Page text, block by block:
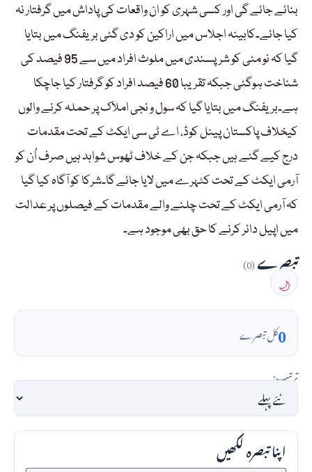
بنائے جائے گی اور کسی شہری کو ان واقعات کی پاداش میں گرفتار نہ
کیا جائے۔کابینہ اجلاس میں اراکین کو دی گئی بریفنگ میں بتایا
گیا کہ نو مئی کو شرپسندی میں ملوث افراد میں سے 95 فیصد کی
شناخت ہوگئی جبکہ تقریبا 60 فیصد افراد کو گرفتار کیا جاچکا
ہے۔بریفنگ میں بتایا گیا کہ سول و نجی املاک پر حملہ کرنے والوں
کیخلاف پاکستان پینل کوڈ، اے ٹی سی ایکٹ کے تحت مقدمات
درج کیے گئے ہیں جبکہ جن کے خلاف ٹھوس شواہد ہیں صرف اُن کو
آرمی ایکٹ کے تحت کٹہرے میں لایا جائے گا۔شرکا کو آگاہ کیا گیا
کہ آرمی ایکٹ کے تحت چلنے والے مقدمات کے فیصلوں پر عدالت
میں اپیل دائر کرنے کا حق بھی موجود ہے۔
تبصرے(0)
🌙
0کل تبصرے
ترتیب:
اپنا تبصرہ لکھیں